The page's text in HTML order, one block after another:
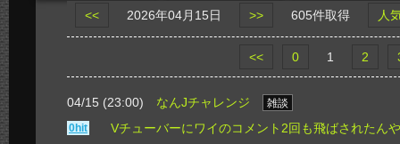
<< 2026年04月15日 >> 605件取得 人
<< 0 1 2
04/15 (23:00) なんJチャレンジ
雑談
0hit
Vチューバーにワイのコメント2回も飛ばされたん